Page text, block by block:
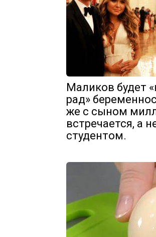
Маликов будет
рад»
же с сыном
встречается, а
студентом.